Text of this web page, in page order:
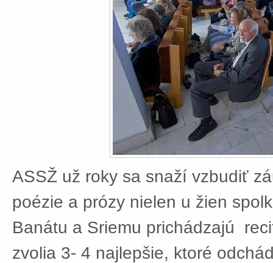
ASSŽ už roky sa snaží vzbudiť
poézie a prózy nielen u žien
Banátu a Sriemu prichádzajú
zvolia 3- 4 najlepšie, ktoré